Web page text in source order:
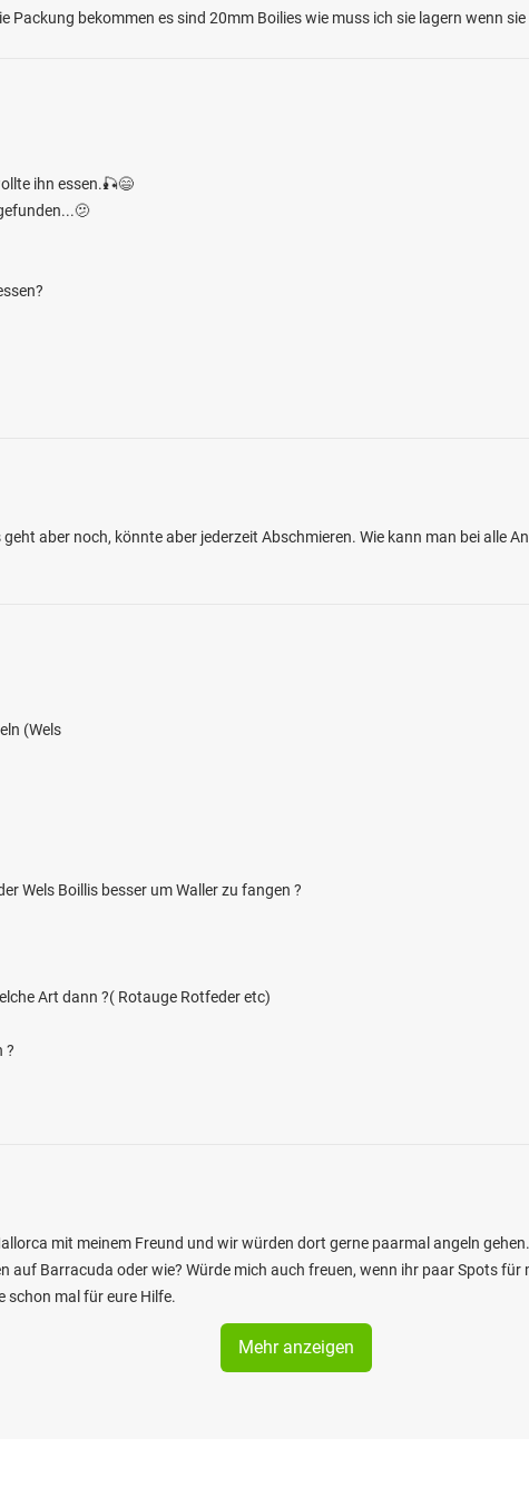
1791
Zander, Flussbarsch, Aal, Barbe, Hecht
Packung bekommen es sind 20mm Boilies wie muss ich sie lagern wenn
ihn essen.🎣😄
aber noch, könnte aber jederzeit Abschmieren. Wie kann man bei alle
(Wels
Wels Boillis besser um Waller zu fangen ?
Art dann ?( Rotauge Rotfeder etc)
?
mit meinem Freund und wir würden dort gerne paarmal angeln
auf Barracuda oder wie? Würde mich auch freuen, wenn ihr paar Spots
schon mal für eure Hilfe.
Mehr anzeigen